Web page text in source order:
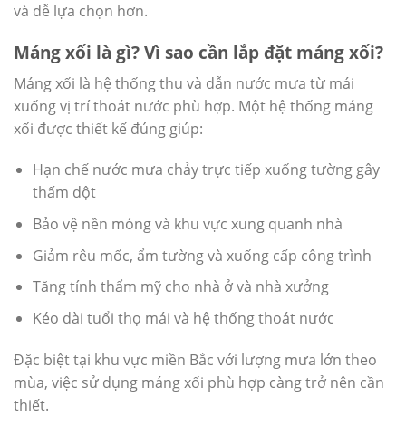
và dễ lựa chọn hơn.
Máng xối là gì? Vì sao cần lắp đặt máng xối?
Máng xối là hệ thống thu và dẫn nước mưa từ mái
xuống vị trí thoát nước phù hợp. Một hệ thống máng
xối được thiết kế đúng giúp:
Hạn chế nước mưa chảy trực tiếp xuống tường gây
thấm dột
Bảo vệ nền móng và khu vực xung quanh nhà
Giảm rêu mốc, ẩm tường và xuống cấp công trình
Tăng tính thẩm mỹ cho nhà ở và nhà xưởng
Kéo dài tuổi thọ mái và hệ thống thoát nước
Đặc biệt tại khu vực miền Bắc với lượng mưa lớn theo
mùa, việc sử dụng máng xối phù hợp càng trở nên cần
thiết.